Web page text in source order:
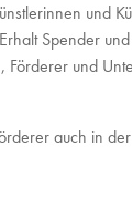
und
Spender
und
auch in